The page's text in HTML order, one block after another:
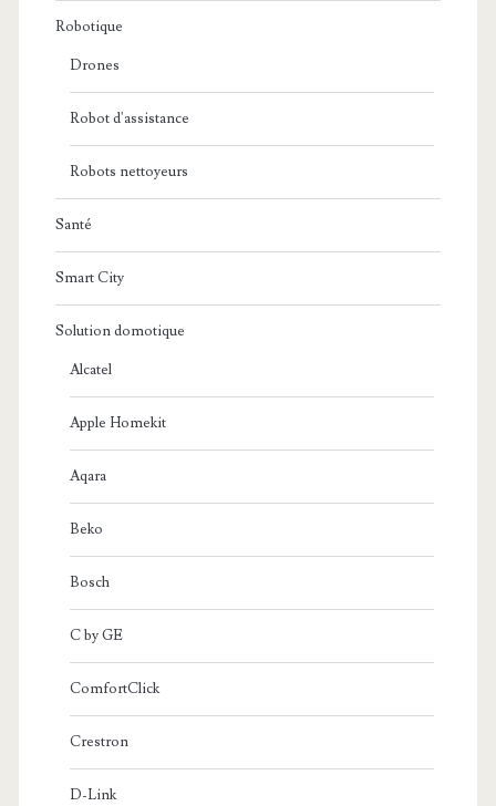
Robotique
Drones
Robot d'assistance
Robots nettoyeurs
Santé
Smart City
Solution domotique
Alcatel
Apple Homekit
Aqara
Beko
Bosch
C by GE
ComfortClick
Crestron
D-Link